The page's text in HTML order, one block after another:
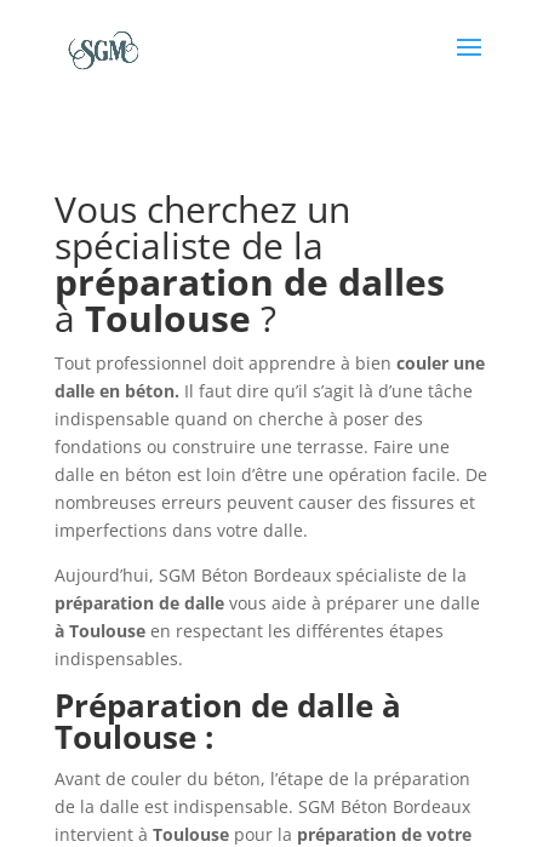
Vous cherchez un
spécialiste de la
préparation de dalles
à Toulouse ?
Tout professionnel doit apprendre à bien couler une
dalle en béton. Il faut dire qu’il s’agit là d’une tâche
indispensable quand on cherche à poser des
fondations ou construire une terrasse. Faire une
dalle en béton est loin d’être une opération facile. De
nombreuses erreurs peuvent causer des fissures et
imperfections dans votre dalle.
Aujourd’hui, SGM Béton Bordeaux spécialiste de la
préparation de dallevous aide à préparer une dalle
à Toulouseen respectant les différentes étapes
indispensables.
Préparation de dalle à
Toulouse :
Avant de couler du béton, l’étape de la préparation
de la dalle est indispensable. SGM Béton Bordeaux
intervient à Toulousepour la préparation de votre